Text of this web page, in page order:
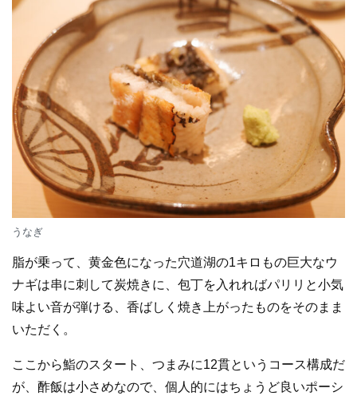
うなぎ
脂が乗って、黄金色になった穴道湖の1キロもの巨大なウ
ナギは串に刺して炭焼きに、包丁を入れればパリリと小気
味よい音が弾ける、香ばしく焼き上がったものをそのまま
いただく。
ここから鮨のスタート、つまみに12貫というコース構成だ
が、酢飯は小さめなので、個人的にはちょうど良いポーシ